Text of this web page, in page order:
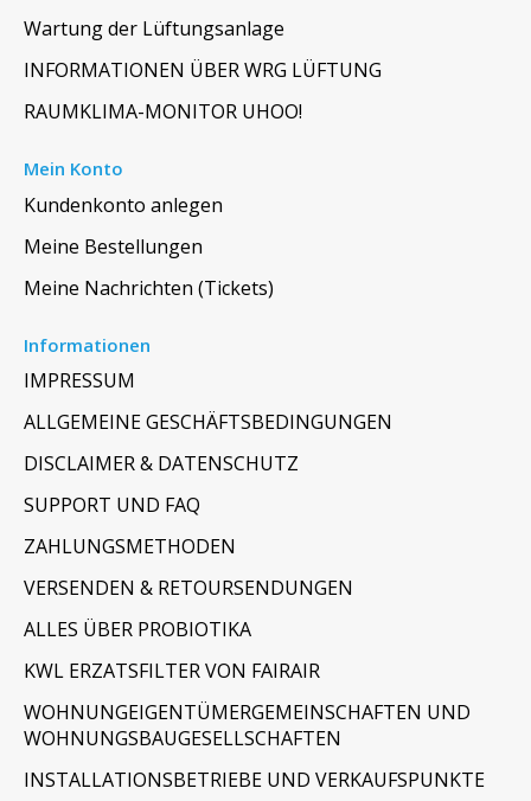
Wartung der Lüftungsanlage
INFORMATIONEN ÜBER WRG LÜFTUNG
RAUMKLIMA-MONITOR UHOO!
Mein Konto
Kundenkonto anlegen
Meine Bestellungen
Meine Nachrichten (Tickets)
Informationen
IMPRESSUM
ALLGEMEINE GESCHÄFTSBEDINGUNGEN
DISCLAIMER & DATENSCHUTZ
SUPPORT UND FAQ
ZAHLUNGSMETHODEN
VERSENDEN & RETOURSENDUNGEN
ALLES ÜBER PROBIOTIKA
KWL ERZATSFILTER VON FAIRAIR
WOHNUNGEIGENTÜMERGEMEINSCHAFTEN UND
WOHNUNGSBAUGESELLSCHAFTEN
INSTALLATIONSBETRIEBE UND VERKAUFSPUNKTE